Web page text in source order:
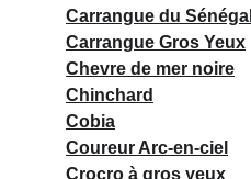
Carrangue du Sénégal
Carrangue Gros Yeux
Chevre de mer noire
Chinchard
Cobia
Coureur Arc-en-ciel
Crocro à gros yeux